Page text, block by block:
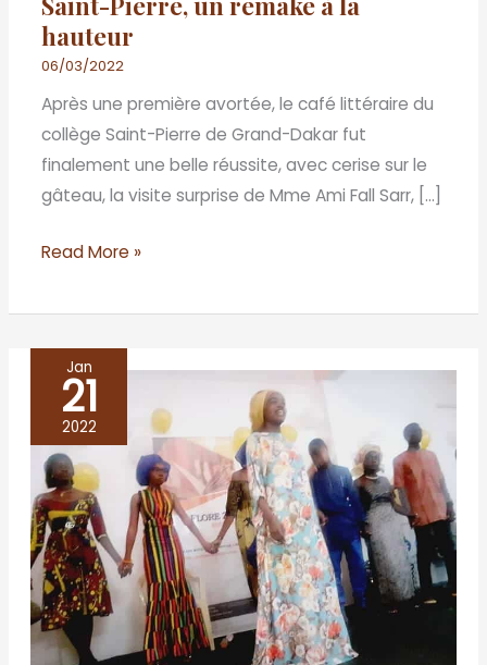
hauteur
06/03/2022
Après une première avortée, le café littéraire du
collège Saint-Pierre de Grand-Dakar fut
finalement une belle réussite, avec cerise sur le
gâteau, la visite surprise de Mme Ami Fall Sarr, […]
Read More »
Jan
21
2022
THIES,
lycée
Malick
SY